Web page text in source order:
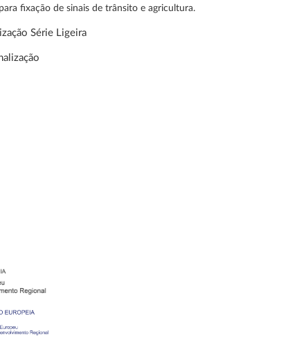
fixação de sinais de trânsito e agricultura.
Série Ligeira